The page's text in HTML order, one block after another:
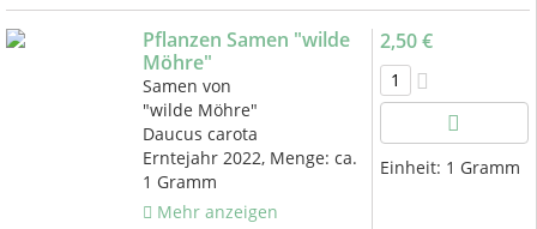
Pflanzen Samen "wilde
Möhre"
Samen von
"wilde Möhre"
Daucus carota
Erntejahr 2022, Menge: ca.
1 Gramm
Mehr anzeigen
2,50 €
Einheit: 1 Gramm